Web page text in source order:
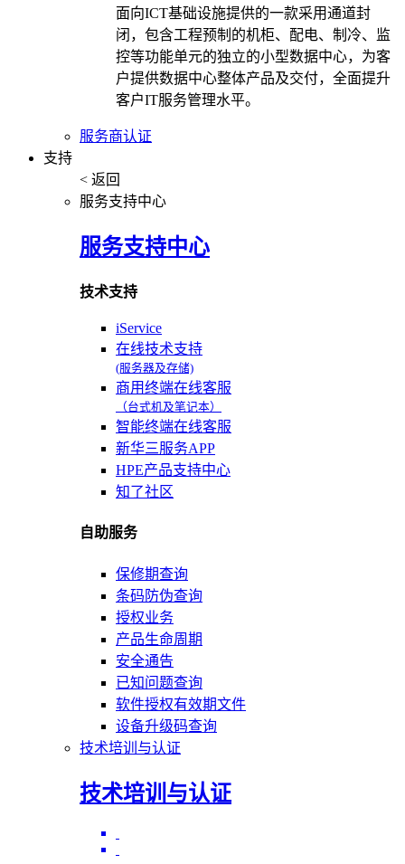
面向ICT基础设施提供的一款采用通道封
闭，包含工程预制的机柜、配电、制冷、监
控等功能单元的独立的小型数据中心，为客
户提供数据中心整体产品及交付，全面提升
客户IT服务管理水平。
服务商认证
支持
< 返回
服务支持中心
服务支持中心
技术支持
iService
在线技术支持
(服务器及存储)
商用终端在线客服
（台式机及笔记本）
智能终端在线客服
新华三服务APP
HPE产品支持中心
知了社区
自助服务
保修期查询
条码防伪查询
授权业务
产品生命周期
安全通告
已知问题查询
软件授权有效期文件
设备升级码查询
技术培训与认证
技术培训与认证